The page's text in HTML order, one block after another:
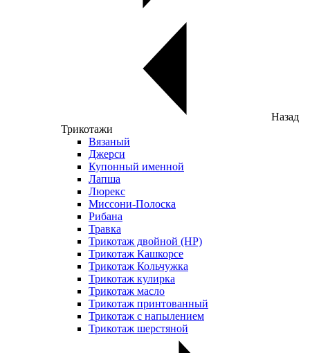
Назад
Трикотажи
Вязаный
Джерси
Купонный именной
Лапша
Люрекс
Миссони-Полоска
Рибана
Травка
Трикотаж двойной (НР)
Трикотаж Кашкорсе
Трикотаж Кольчужка
Трикотаж кулирка
Трикотаж масло
Трикотаж принтованный
Трикотаж с напылением
Трикотаж шерстяной